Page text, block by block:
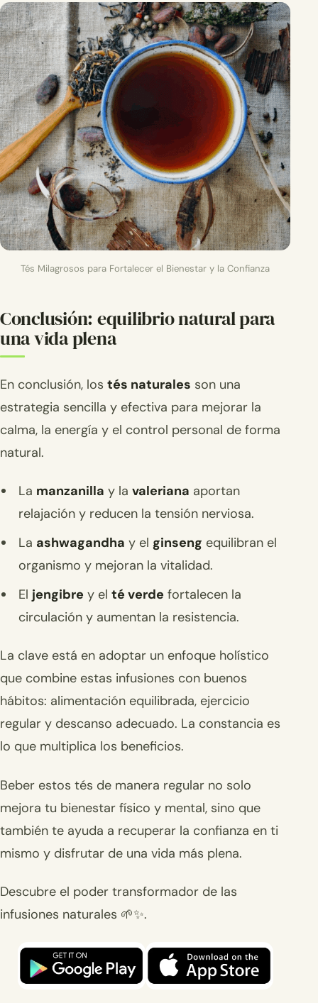
Tés Milagrosos para Fortalecer el Bienestar y la Confianza
Conclusión: equilibrio natural para
una vida plena
En conclusión, los tés naturales son una
estrategia sencilla y efectiva para mejorar la
calma, la energía y el control personal de forma
natural.
La manzanilla y la valeriana aportan
relajación y reducen la tensión nerviosa.
La ashwagandha y el ginseng equilibran el
organismo y mejoran la vitalidad.
El jengibre y el té verde fortalecen la
circulación y aumentan la resistencia.
La clave está en adoptar un enfoque holístico
que combine estas infusiones con buenos
hábitos: alimentación equilibrada, ejercicio
regular y descanso adecuado. La constancia es
lo que multiplica los beneficios.
Beber estos tés de manera regular no solo
mejora tu bienestar físico y mental, sino que
también te ayuda a recuperar la confianza en ti
mismo y disfrutar de una vida más plena.
Descubre el poder transformador de las
infusiones naturales 🌱✨.